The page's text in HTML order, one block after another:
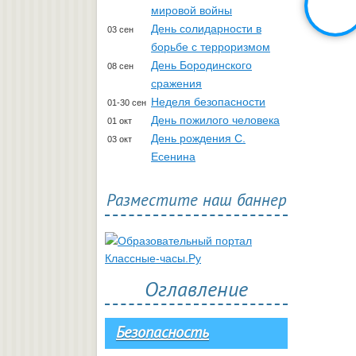
мировой войны
03 сен
День солидарности в
борьбе с терроризмом
08 сен
День Бородинского
сражения
01-30 сен Неделя безопасности
01 окт День пожилого человека
03 окт
День рождения С.
Есенина
Разместите наш баннер
Оглавление
Безопасность